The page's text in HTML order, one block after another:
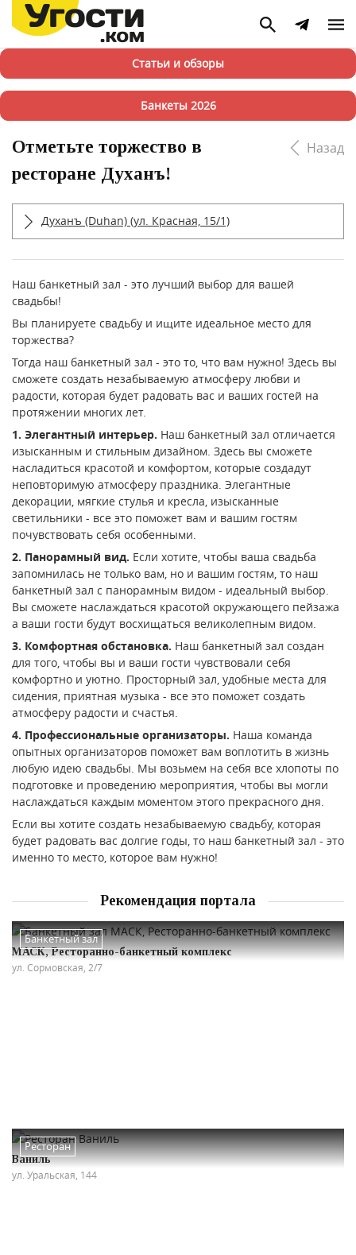
Статьи и обзоры
Банкеты 2026
Отметьте торжество в
ресторане Духанъ!
Назад
Духанъ (Duhan) (ул. Красная, 15/1)
Наш банкетный зал - это лучший выбор для вашей
свадьбы!
Вы планируете свадьбу и ищите идеальное место для
торжества?
Тогда наш банкетный зал - это то, что вам нужно! Здесь вы
сможете создать незабываемую атмосферу любви и
радости, которая будет радовать вас и ваших гостей на
протяжении многих лет.
1. Элегантный интерьер. Наш банкетный зал отличается
изысканным и стильным дизайном. Здесь вы сможете
насладиться красотой и комфортом, которые создадут
неповторимую атмосферу праздника. Элегантные
декорации, мягкие стулья и кресла, изысканные
светильники - все это поможет вам и вашим гостям
почувствовать себя особенными.
2. Панорамный вид. Если хотите, чтобы ваша свадьба
запомнилась не только вам, но и вашим гостям, то наш
банкетный зал с панорамным видом - идеальный выбор.
Вы сможете наслаждаться красотой окружающего пейзажа
а ваши гости будут восхищаться великолепным видом.
3. Комфортная обстановка. Наш банкетный зал создан
для того, чтобы вы и ваши гости чувствовали себя
комфортно и уютно. Просторный зал, удобные места для
сидения, приятная музыка - все это поможет создать
атмосферу радости и счастья.
4. Профессиональные организаторы. Наша команда
опытных организаторов поможет вам воплотить в жизнь
любую идею свадьбы. Мы возьмем на себя все хлопоты по
подготовке и проведению мероприятия, чтобы вы могли
наслаждаться каждым моментом этого прекрасного дня.
Если вы хотите создать незабываемую свадьбу, которая
будет радовать вас долгие годы, то наш банкетный зал - это
именно то место, которое вам нужно!
Рекомендация портала
Банкетный зал
МАСК, Ресторанно-банкетный комплекс
ул. Сормовская, 2/7
Ресторан
Ваниль
ул. Уральская, 144